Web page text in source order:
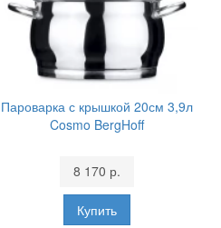
Пароварка с крышкой 20см 3,9л
Cosmo BergHoff
8 170 р.